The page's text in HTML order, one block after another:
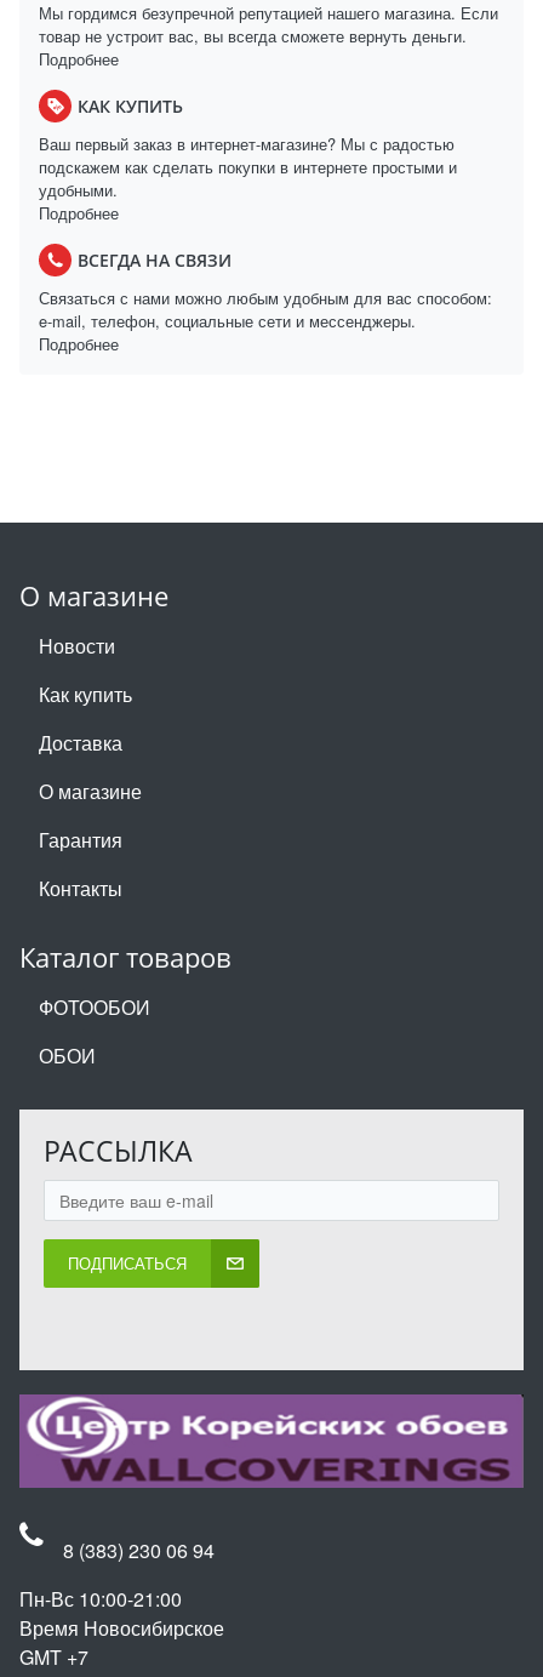
Мы гордимся безупречной репутацией нашего магазина. Если
товар не устроит вас, вы всегда сможете вернуть деньги.
Подробнее
КАК КУПИТЬ
Ваш первый заказ в интернет-магазине? Мы с радостью
подскажем как сделать покупки в интернете простыми и
удобными.
Подробнее
ВСЕГДА НА СВЯЗИ
Связаться с нами можно любым удобным для вас способом:
e-mail, телефон, социальные сети и мессенджеры.
Подробнее
О магазине
Новости
Как купить
Доставка
О магазине
Гарантия
Контакты
Каталог товаров
ФОТООБОИ
ОБОИ
РАССЫЛКА
ПОДПИСАТЬСЯ
8 (383) 230 06 94
Пн-Вс 10:00-21:00
Время Новосибирское
GMT +7